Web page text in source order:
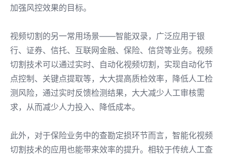
加强风控效果的目标。
视频切割的另一常用场景——智能双录，广泛应用于银
行、证券、信托、互联网金融、保险、信贷等业务。视频
切割技术可以通过实时、自动化视频切割，实现自动化节
点控制、关键点提取等，大大提高质检效率，降低人工检
测风险，通过实时反馈检测结果，大大减少人工审核需
求，从而减少人力投入、降低成本。
此外，对于保险业务中的查勘定损环节而言，智能化视频
切割技术的应用也能带来效率的提升。相较于传统人工查